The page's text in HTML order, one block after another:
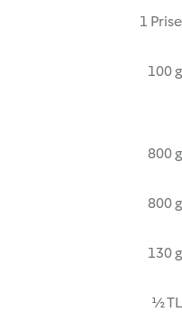
1 Prise
100 g
800 g
800 g
130 g
½ TL